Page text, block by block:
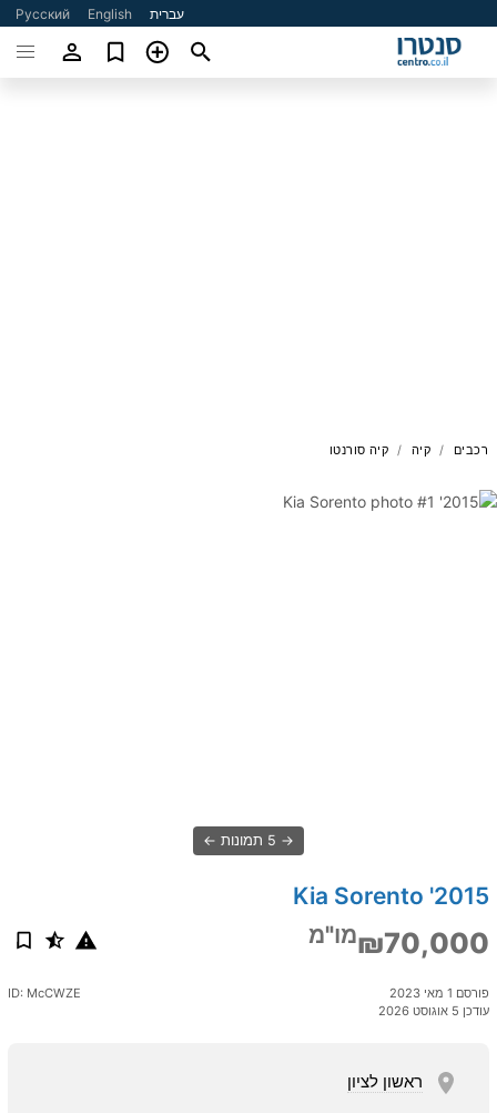
עברית English
Русский
רכבים קיה קיה סורנטו
5 תמונות
2015' Kia Sorento
₪70,000מו"מ
פורסם 1 מאי 2023
עודכן 5 אוגוסט 2026
ID: McCWZE
ראשון לציון